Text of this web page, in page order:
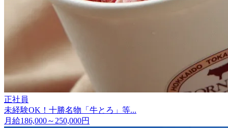
正社員
未経験OK！十勝名物「牛とろ」等...
月給186,000～250,000円